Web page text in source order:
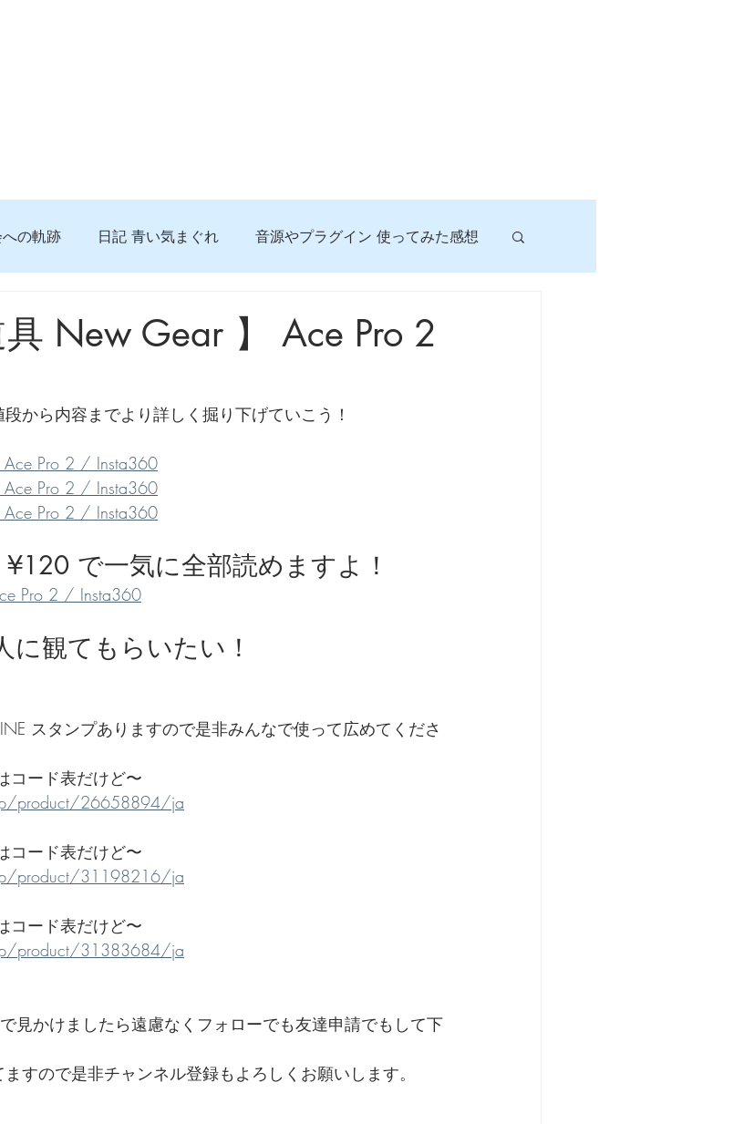
の軌跡 日記 青い気まぐれ 音源やプラグイン 使ってみた感想
いコト
ンタリー、二つの舞台裏
New Gear 】 Ace Pro 2
から内容までより詳しく掘り下げていこう！
Pro 2 / Insta360
Pro 2 / Insta360
Pro 2 / Insta360
で一気に全部読めますよ！
Pro 2 / Insta360
に観てもらいたい！
スタンプありますので是非みんなで使って広めてくださ
コード表だけど〜
product/26658894/ja
コード表だけど〜
product/31198216/ja
コード表だけど〜
product/31383684/ja
見かけましたら遠慮なくフォローでも友達申請でもして下
すので是非チャンネル登録もよろしくお願いします。